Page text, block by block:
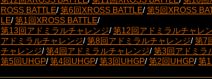
ROSS BATTLE/第6回XROSS BATTLE/第5回XROSS
LE/第1回XROSS BATTLE/
第13回アドミラルチャレンジ/第12回アドミラルチャレ
アドミラルチャレンジ/第8回アドミラルチャレンジ/第7
チャレンジ/第4回アドミラルチャレンジ/第3回アドミラ
第5回UHGP/第4回UHGP/第3回UHGP/第2回UHGP/第